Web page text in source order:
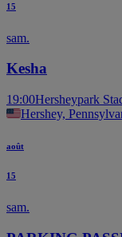
15
sam.
Kesha
19:00Hersheypark
Hershey,
août
15
sam.